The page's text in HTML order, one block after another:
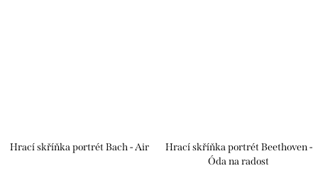
Hrací skříňka portrét Bach - Air
Hrací skříňka portrét Beethoven -
Óda na radost